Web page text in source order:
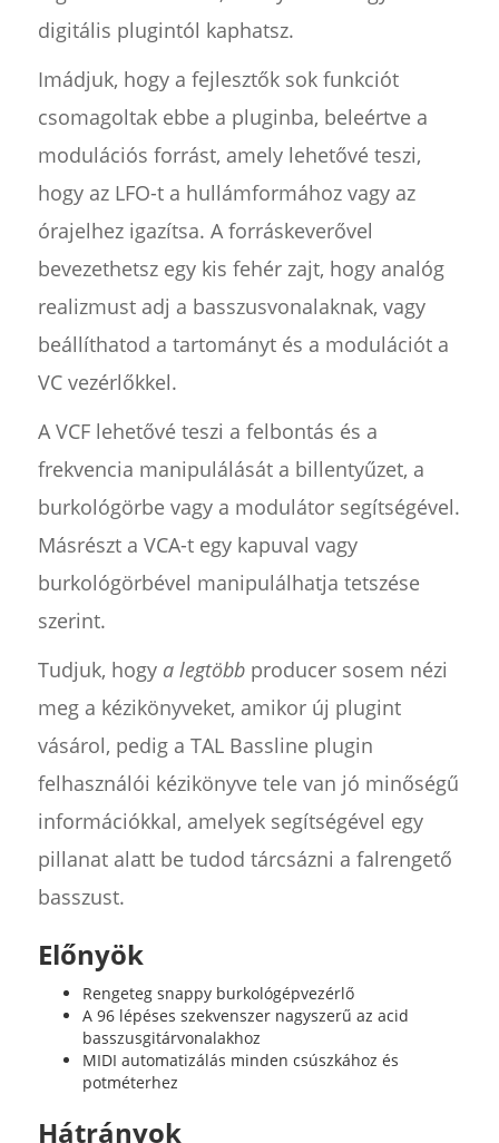
digitális plugintól kaphatsz.
Imádjuk, hogy a fejlesztők sok funkciót
csomagoltak ebbe a pluginba, beleértve a
modulációs forrást, amely lehetővé teszi,
hogy az LFO-t a hullámformához vagy az
órajelhez igazítsa. A forráskeverővel
bevezethetsz egy kis fehér zajt, hogy analóg
realizmust adj a basszusvonalaknak, vagy
beállíthatod a tartományt és a modulációt a
VC vezérlőkkel.
A VCF lehetővé teszi a felbontás és a
frekvencia manipulálását a billentyűzet, a
burkológörbe vagy a modulátor segítségével.
Másrészt a VCA-t egy kapuval vagy
burkológörbével manipulálhatja tetszése
szerint.
Tudjuk, hogy a legtöbbproducer sosem nézi
meg a kézikönyveket, amikor új plugint
vásárol, pedig a TAL Bassline plugin
felhasználói kézikönyve tele van jó minőségű
információkkal, amelyek segítségével egy
pillanat alatt be tudod tárcsázni a falrengető
basszust.
Előnyök
Rengeteg snappy burkológépvezérlő
A 96 lépéses szekvenszer nagyszerű az acid
basszusgitárvonalakhoz
MIDI automatizálás minden csúszkához és
potméterhez
Hátrányok